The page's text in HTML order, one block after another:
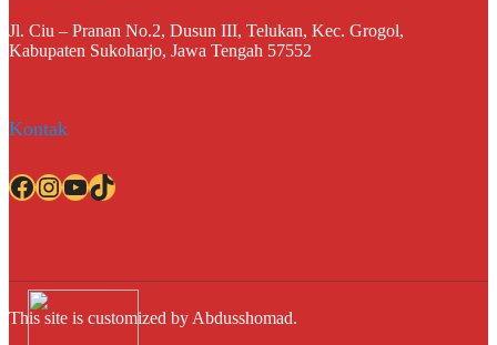
Jl. Ciu – Pranan No.2, Dusun III, Telukan, Kec. Grogol,
Kabupaten Sukoharjo, Jawa Tengah 57552
Kontak
Facebook InstagramYouTube TikTok
This site is customized by Abdusshomad.